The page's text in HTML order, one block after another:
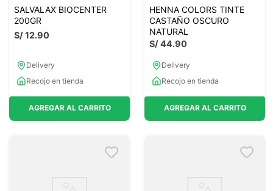
SALVALAX BIOCENTER
200GR
S/12.90
Delivery
Recojo en tienda
AGREGAR AL CARRITO
HENNA COLORS TINTE
CASTAÑO OSCURO
NATURAL
S/44.90
Delivery
Recojo en tienda
AGREGAR AL CARRITO